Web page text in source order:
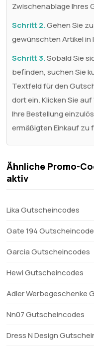
Zwischenablage Ihres
Schritt 2.Gehen Sie
gewünschten Artikel in
Schritt 3.Sobald Sie
befinden, suchen Sie
Textfeld für den
dort ein. Klicken Sie
Ihre Bestellung
ermäßigten Einkauf zu
Ähnliche Promo-
aktiv
Lika Gutscheincodes
Gate 194
Garcia Gutscheincodes
Hewi Gutscheincodes
Adler Werbegeschenke
Nn07 Gutscheincodes
Dress N Design